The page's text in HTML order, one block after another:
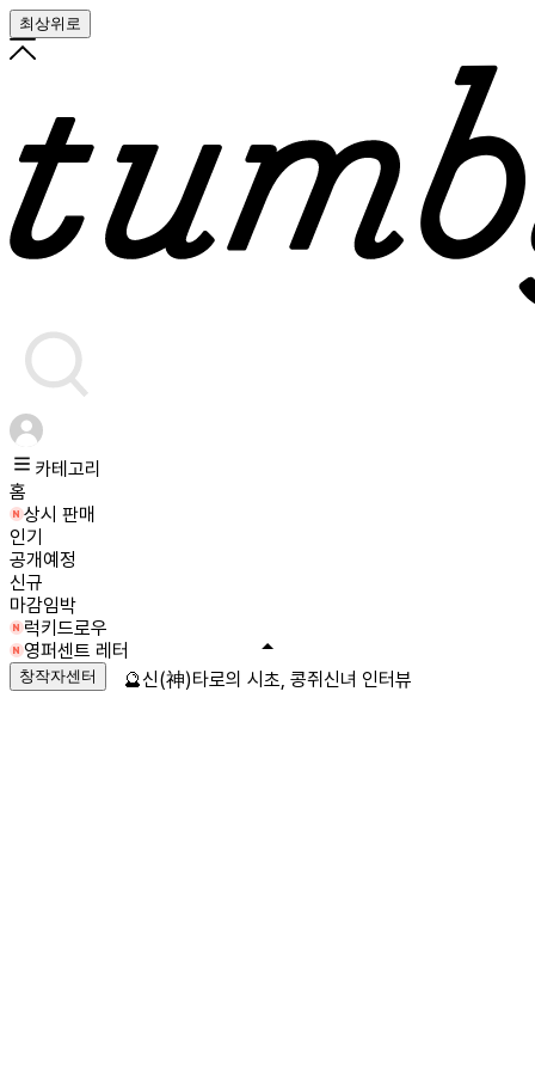
최상위로
카테고리
홈
상시 판매
인기
공개예정
신규
마감임박
럭키드로우
영퍼센트 레터
창작자센터 🔮신(神)타로의 시초, 콩쥐신녀 인터뷰